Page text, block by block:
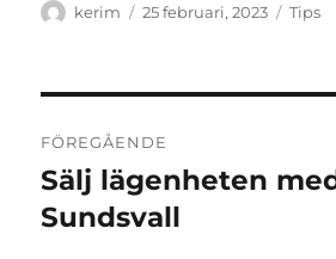
Författare
kerim
Publicerat
25 februari, 2023 Tips
FÖREGÅENDE
Föregående
inlägg:
Sälj lägenheten
Sundsvall